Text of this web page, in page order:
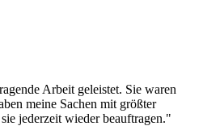
Arbeit geleistet. Sie waren
meine Sachen mit größter
jederzeit wieder beauftragen."